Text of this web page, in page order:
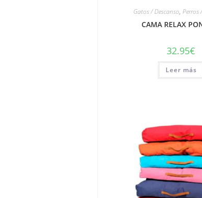
Gatos / Descanso, Perros
CAMA RELAX
32.95€
Leer más